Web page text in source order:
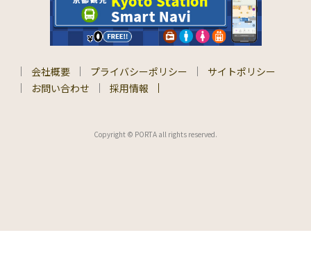
会社概要 プライバシーポリシー
サイトポリシー
お問い合わせ
採用情報
Copyright © PORTA all rights reserved.